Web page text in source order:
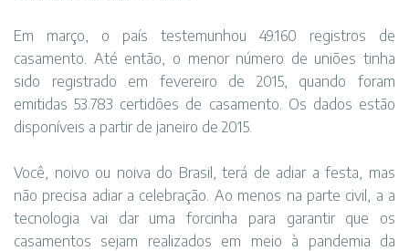
Em março, o país testemunhou 49.160 registros de
casamento. Até então, o menor número de uniões tinha
sido registrado em fevereiro de 2015, quando foram
emitidas 53.783 certidões de casamento. Os dados estão
disponíveis a partir de janeiro de 2015.
Você, noivo ou noiva do Brasil, terá de adiar a festa, mas
não precisa adiar a celebração. Ao menos na parte civil, a a
tecnologia vai dar uma forcinha para garantir que os
casamentos sejam realizados em meio à pandemia da